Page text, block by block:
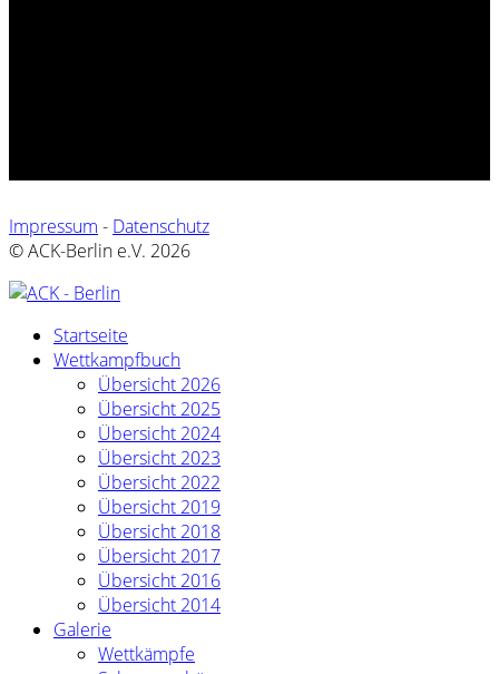
Impressum - Datenschutz
© ACK-Berlin e.V. 2026
Startseite
Wettkampfbuch
Übersicht 2026
Übersicht 2025
Übersicht 2024
Übersicht 2023
Übersicht 2022
Übersicht 2019
Übersicht 2018
Übersicht 2017
Übersicht 2016
Übersicht 2014
Galerie
Wettkämpfe